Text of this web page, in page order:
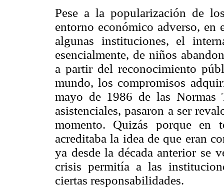
Pese a la popularización de
entorno económico adverso, en
algunas instituciones, el
esencialmente, de niños
a partir del reconocimiento
mundo, los compromisos
mayo de 1986 de las Normas
asistenciales, pasaron a ser
momento. Quizás porque en
acreditaba la idea de que eran
ya desde la década anterior se
crisis permitía a las
ciertas responsabilidades.